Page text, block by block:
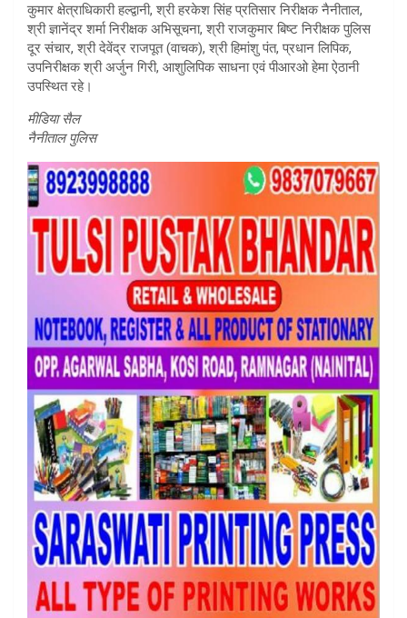
कुमार क्षेत्राधिकारी हल्द्वानी, श्री हरकेश सिंह प्रतिसार निरीक्षक नैनीताल,
श्री ज्ञानेंद्र शर्मा निरीक्षक अभिसूचना, श्री राजकुमार बिष्ट निरीक्षक पुलिस
दूर संचार, श्री देवेंद्र राजपूत (वाचक), श्री हिमांशु पंत, प्रधान लिपिक,
उपनिरीक्षक श्री अर्जुन गिरी, आशुलिपिक साधना एवं पीआरओ हेमा ऐठानी
उपस्थित रहे।
मीडिया सैल
नैनीताल पुलिस